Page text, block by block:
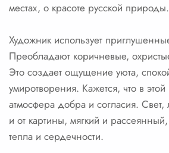
местах, о красоте русской природы.
Художник использует
Преобладают коричневые,
Это создает ощущение уюта,
умиротворения. Кажется, что в
атмосфера добра и согласия.
и от картины, мягкий и
тепла и сердечности.